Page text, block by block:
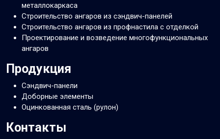
металлокаркаса
Строительство ангаров из сэндвич-панелей
Строительство ангаров из профнастила с отделкой
Проектирование и возведение многофункциональных
ангаров
Продукция
Сэндвич-панели
Доборные элементы
Оцинкованная сталь (рулон)
Контакты